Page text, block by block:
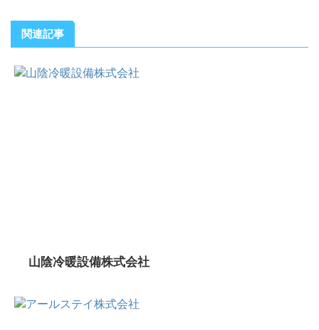
関連記事
山陰冷暖設備株式会社